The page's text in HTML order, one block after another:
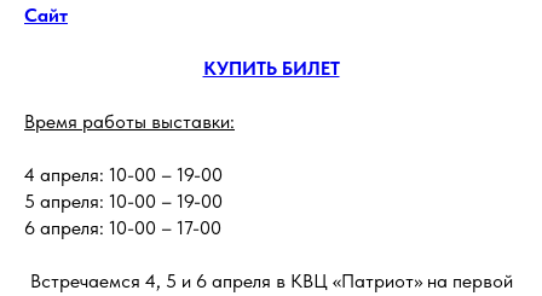
Сайт
КУПИТЬ БИЛЕТ
Время работы выставки:
4 апреля: 10-00 – 19-00
5 апреля: 10-00 – 19-00
6 апреля: 10-00 – 17-00
Встречаемся 4, 5 и 6 апреля в КВЦ «Патриот» на первой